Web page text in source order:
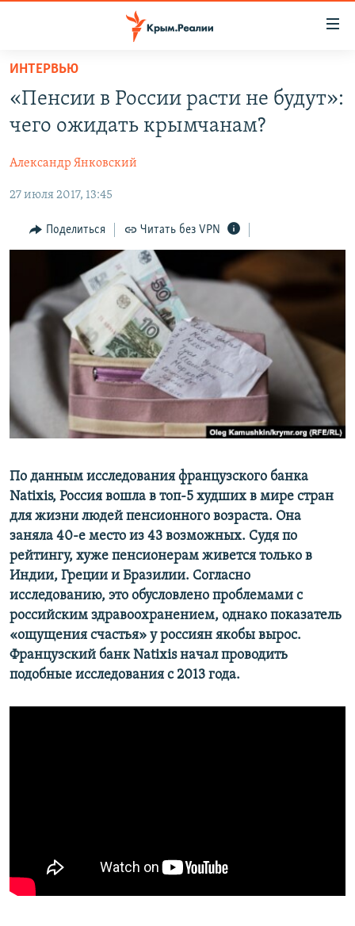
Вернуться
основному
содержанию
навигации
Вернутся
КАРТА ВОЕННЫХ ОБЪЕКТОВ КРЫМА
11 ЛЕТ ОККУПАЦИИ КРЫМА. 11 ИСТОРИЙ СОПРОТИВЛЕНИЯ
ИСТОРИЯ
ЕЩЕ
ИНТЕРАКТИВ
ТЕЛЕПРОЕКТ КРЫМ.РЕАЛИИ
СОВЕТЫ ПРАВОЗАЩИТНИКОВ
ПРОПАВШИЕ БЕЗ ВЕСТИ
ПОБЕДИТЕЛЕЙ НЕ СУДЯТ?
КРЫМ.НЕПОКОРЕННЫЙ
ELIFBE
РАДІО СВОБОДА
КАК ОБОЙТИ БЛОКИРОВКУ
Українською
Qırımtatar
ПРИСОЕДИНЯЙТЕСЬ!
Все сайты RFE/RL
ИНТЕРВЬЮ
«Пенсии в России расти не будут»:
чего ожидать крымчанам?
Александр Янковский
27 июля 2017, 13:45
Поделиться Читать без VPN
По данным исследования французского банка
Natixis, Россия вошла в топ-5 худших в мире стран
для жизни людей пенсионного возраста. Она
заняла 40-е место из 43 возможных. Судя по
рейтингу, хуже пенсионерам живется только в
Индии, Греции и Бразилии. Согласно
исследованию, это обусловлено проблемами с
российским здравоохранением, однако показатель
«ощущения счастья» у россиян якобы вырос.
Французский банк Natixis начал проводить
подобные исследования с 2013 года.